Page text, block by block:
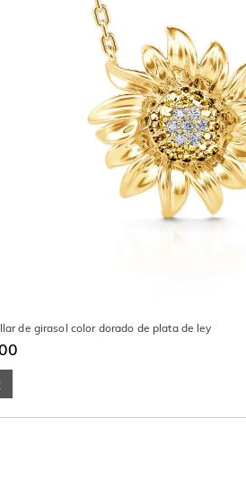
de girasol color dorado de plata de ley